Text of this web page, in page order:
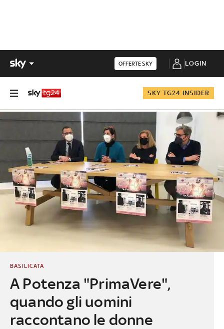
OFFERTE SKY LOGIN
SKY TG24 INSIDER
A Potenza "PrimaVere",
quando gli uomini
raccontano le donne
BASILICATA